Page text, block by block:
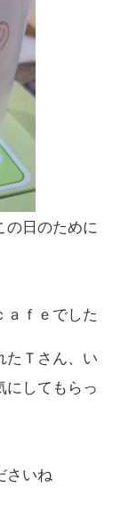
の日のために
ａｆｅでした
たＴさん、い
にしてもらっ
さいね